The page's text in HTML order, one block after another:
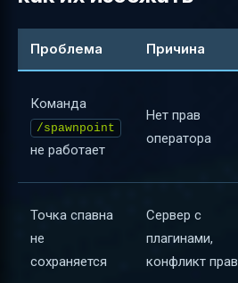
Проблема Причина
Команда
/spawnpoint
не работает
Нет прав
оператора
Точка спавна
не
сохраняется
Сервер с
плагинами,
конфликт прав